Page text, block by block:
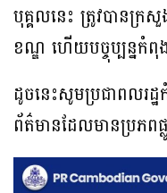
បុគ្គលនេះ ត្រូវបានក្រ
ខណ្ឌ ហើយបច្ចុប្បន្នកំ
ដូចនេះសូមប្រជាពលរ
ព័ត៌មានដែលមានប្រភពផ្